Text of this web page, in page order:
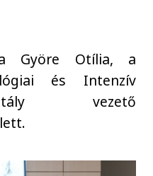
Györe Otília, a
és Intenzív
vezető